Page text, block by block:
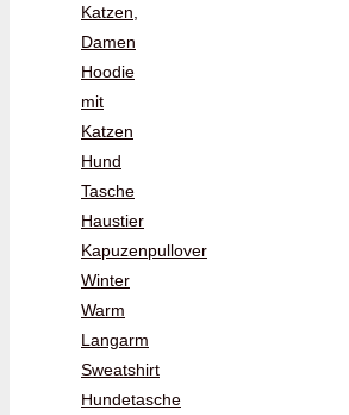
Katzen,
Damen
Hoodie
mit
Katzen
Hund
Tasche
Haustier
Kapuzenpullover
Winter
Warm
Langarm
Sweatshirt
Hundetasche